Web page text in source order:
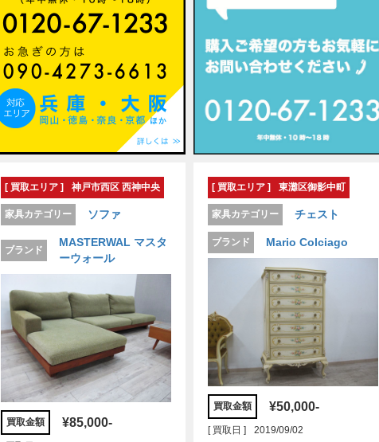
[ 買取エリア ] 神戸市西区 西神中央
家具カテゴリー ソファ
ブランド
MASTERWAL マスタ
ーウォール
買取金額 ¥85,000-
[ 買取エリア ] 東灘区御影中町
家具カテゴリー チェスト
ブランド Mario Colciago
買取金額 ¥50,000-
[ 買取日 ]
2019/09/02